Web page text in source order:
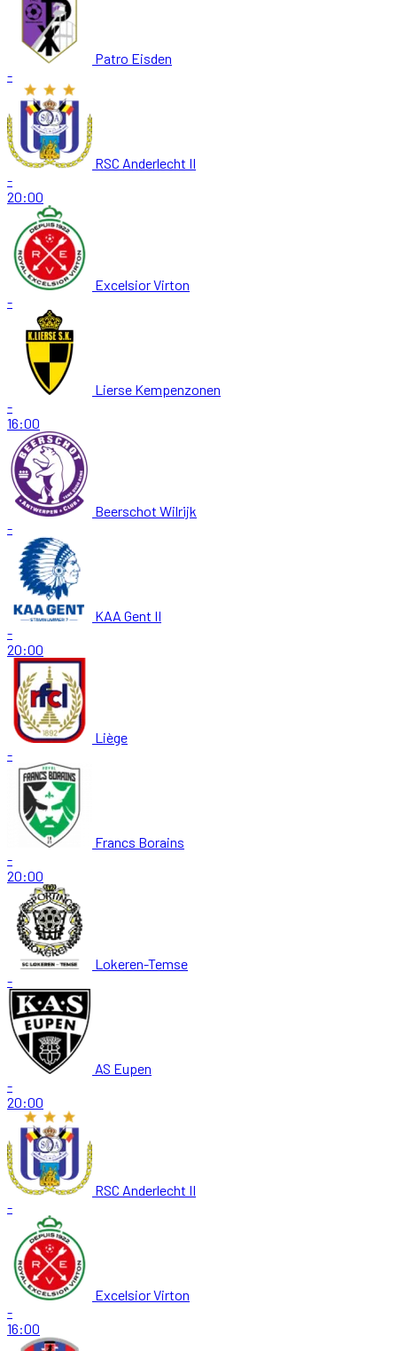
Patro Eisden
-
RSC Anderlecht II
-
20:00
Excelsior Virton
-
Lierse Kempenzonen
-
16:00
Beerschot Wilrijk
-
KAA Gent II
-
20:00
Liège
-
Francs Borains
-
20:00
Lokeren-Temse
-
AS Eupen
-
20:00
RSC Anderlecht II
-
Excelsior Virton
-
16:00